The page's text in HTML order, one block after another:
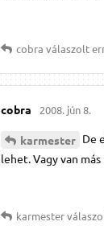
cobra válaszolt
cobra 2008. jún 8.
karmester De
lehet. Vagy van
karmester